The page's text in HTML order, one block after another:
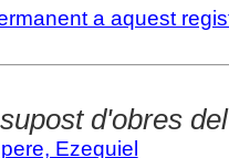
a aquest
d'obres
Ezequiel